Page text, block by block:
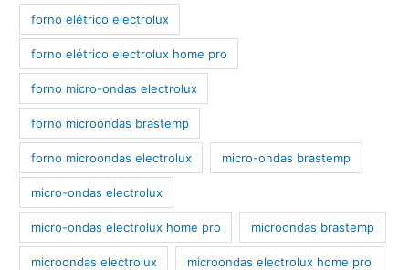
forno elétrico electrolux
forno elétrico electrolux home pro
forno micro-ondas electrolux
forno microondas brastemp
forno microondas electrolux micro-ondas brastemp
micro-ondas electrolux
micro-ondas electrolux home pro microondas brastemp
microondas electrolux microondas electrolux home pro